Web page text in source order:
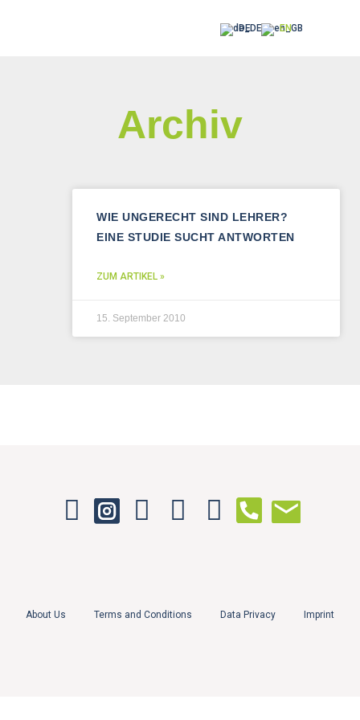
DE EN
Archiv
WIE UNGERECHT SIND LEHRER?
EINE STUDIE SUCHT ANTWORTEN
ZUM ARTIKEL »
15. September 2010
About Us Terms and Conditions Data Privacy Imprint